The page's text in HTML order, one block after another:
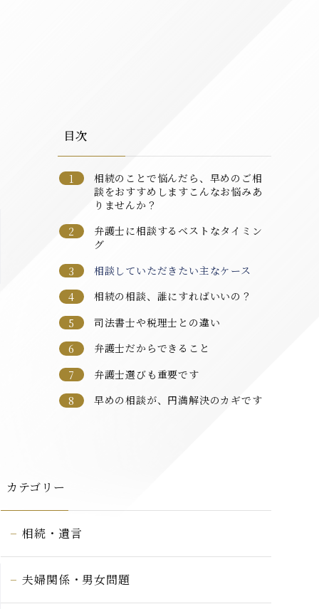
目次
相続のことで悩んだら、早めのご相
談をおすすめしますこんなお悩みあ
りませんか？
弁護士に相談するベストなタイミン
グ
相談していただきたい主なケース
相続の相談、誰にすればいいの？
司法書士や税理士との違い
弁護士だからできること
弁護士選びも重要です
早めの相談が、円満解決のカギです
カテゴリー
相続・遺言
夫婦関係・男女問題